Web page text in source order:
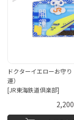
ドクターイエローお守
運）
[JR東海鉄道倶楽部]